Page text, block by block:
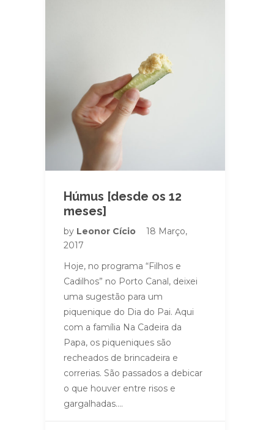
Húmus [desde os 12
meses]
by Leonor Cício
18 Março,
2017
Hoje, no programa “Filhos e
Cadilhos” no Porto Canal, deixei
uma sugestão para um
piquenique do Dia do Pai. Aqui
com a família Na Cadeira da
Papa, os piqueniques são
recheados de brincadeira e
correrias. São passados a debicar
o que houver entre risos e
gargalhadas….